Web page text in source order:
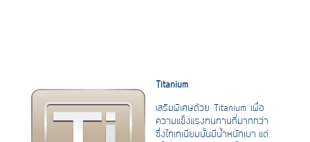
Titanium
เสริมพิเศษด้วย Titanium เพื่อ
ความแข็งแรงทนทานที่มากกว่า
ซึ่งไทเทเนียมนั้นมีน้ำหนักเบา แต่